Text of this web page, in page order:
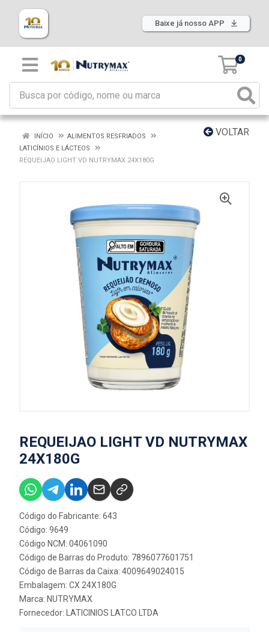
Baixe já nosso APP
0
VOLTAR
INÍCIO
ALIMENTOS RESFRIADOS
LATICÍNIOS E LÁCTEOS
REQUEIJAO LIGHT VD NUTRYMAX 24X180G
REQUEIJAO LIGHT VD NUTRYMAX
24X180G
Código do Fabricante: 643
Código: 9649
Código NCM: 04061090
Código de Barras do Produto: 7896077601751
Código de Barras da Caixa: 4009649024015
Embalagem: CX 24X180G
Marca: NUTRYMAX
Fornecedor:
LATICINIOS LATCO LTDA